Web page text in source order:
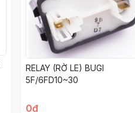
RELAY (RỜ LE) BUGI
5F/6FD10~30
0đ